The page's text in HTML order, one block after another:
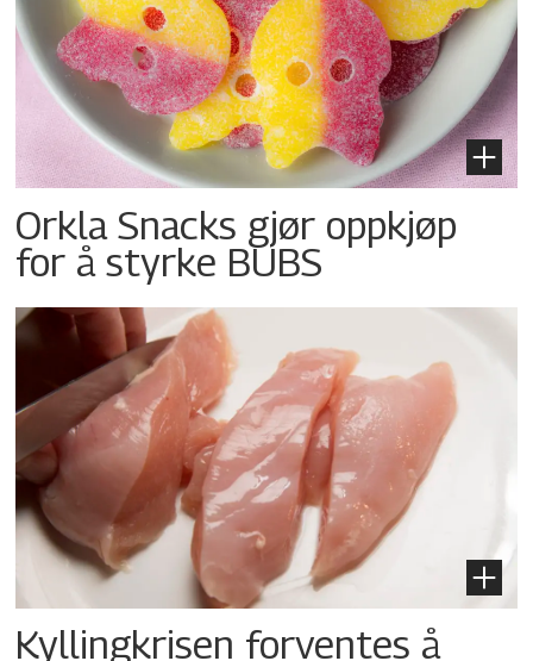
Orkla Snacks gjør oppkjøp
for å styrke BUBS
Kyllingkrisen forventes å